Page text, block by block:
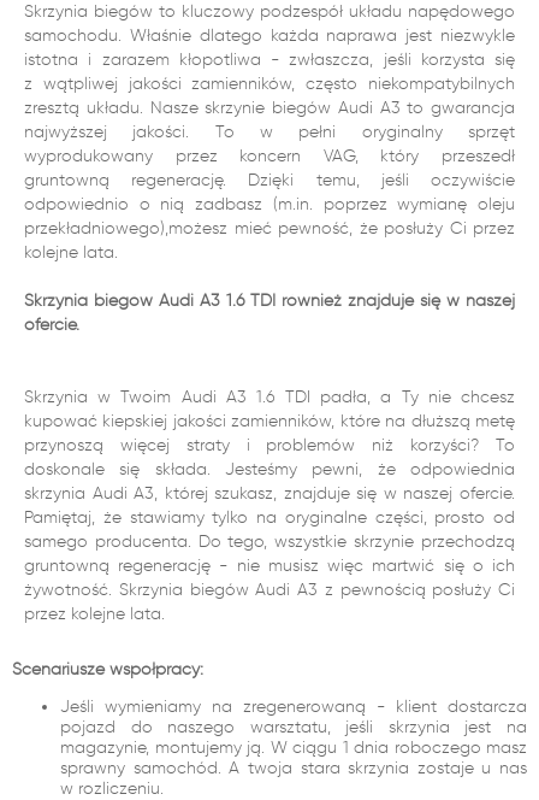
Skrzynia biegów to kluczowy podzespół układu napędowego
samochodu. Właśnie dlatego każda naprawa jest niezwykle
istotna i zarazem kłopotliwa - zwłaszcza, jeśli korzysta się
z wątpliwej jakości zamienników, często niekompatybilnych
zresztą układu. Nasze skrzynie biegów Audi A3 to gwarancja
najwyższej jakości. To w pełni oryginalny sprzęt
wyprodukowany przez koncern VAG, który przeszedł
gruntowną regenerację. Dzięki temu, jeśli oczywiście
odpowiednio o nią zadbasz (m.in. poprzez wymianę oleju
przekładniowego),możesz mieć pewność, że posłuży Ci przez
kolejne lata.
Skrzynia biegów Audi A3 1.6 TDI również znajduje się w naszej
ofercie.
Skrzynia w Twoim Audi A3 1.6 TDI padła, a Ty nie chcesz
kupować kiepskiej jakości zamienników, które na dłuższą metę
przynoszą więcej straty i problemów niż korzyści? To
doskonale się składa. Jesteśmy pewni, że odpowiednia
skrzynia Audi A3, której szukasz, znajduje się w naszej ofercie.
Pamiętaj, że stawiamy tylko na oryginalne części, prosto od
samego producenta. Do tego, wszystkie skrzynie przechodzą
gruntowną regenerację - nie musisz więc martwić się o ich
żywotność. Skrzynia biegów Audi A3 z pewnością posłuży Ci
przez kolejne lata.
Scenariusze współpracy:
Jeśli wymieniamy na zregenerowaną - klient dostarcza
pojazd do naszego warsztatu, jeśli skrzynia jest na
magazynie, montujemy ją. W ciągu 1 dnia roboczego masz
sprawny samochód. A twoja stara skrzynia zostaje u nas
w rozliczeniu.